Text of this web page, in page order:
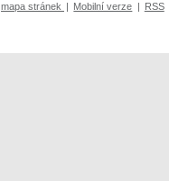
mapa stránek | Mobilní verze | RSS